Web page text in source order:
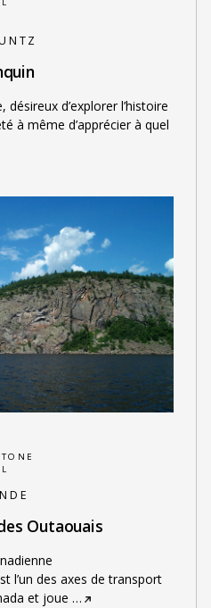
d’explorer l’histoire
à même d’apprécier à quel
Outaouais
l’un des axes de transport
et joue …